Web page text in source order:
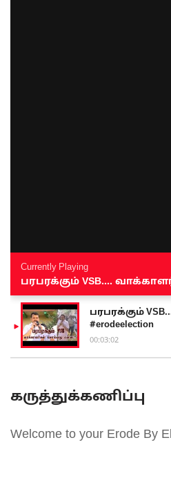
Currently Playing
பரபரக்கும் VSB....
பரபரக்கும்
#erodeelection
00:03:02
கருத்துக்கணிப்பு
Welcome to your Erode By